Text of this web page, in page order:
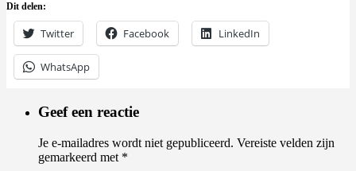
Dit delen:
Twitter Facebook LinkedIn
WhatsApp
Geef een reactie
Je e-mailadres wordt niet gepubliceerd. Vereiste velden zijn
gemarkeerd met *